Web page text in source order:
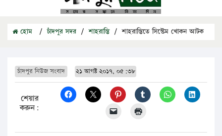
হোম / চাঁদপুর সদর / শাহরাস্তি / শাহরাস্তিতে সিস্টেম খোকন আটক
চাঁদপুর নিউজ সংবাদ ২১ আগষ্ট ২০১৭, ০৫:৩৮
শেয়ার
করুন: